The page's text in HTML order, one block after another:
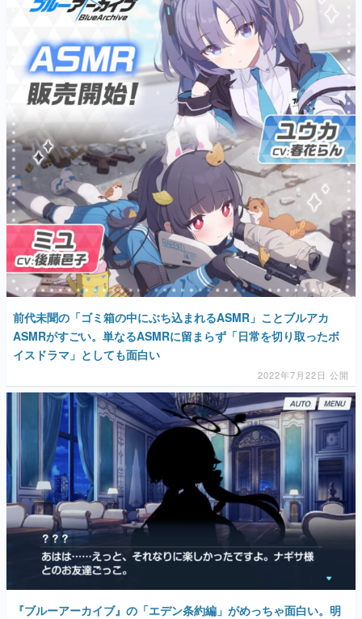
前代未聞の「ゴミ箱の中にぶち込まれるASMR」ことブルアカ
ASMRがすごい。単なるASMRに留まらず「日常を切り取ったボ
イスドラマ」としても面白い
2022年7月22日 公開
『ブルーアーカイブ』の「エデン条約編」がめっちゃ面白い。明